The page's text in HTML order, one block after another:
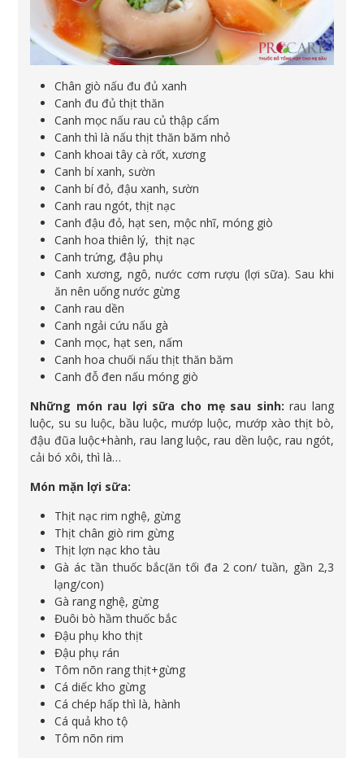
Chân giò nấu đu đủ xanh
Canh đu đủ thịt thăn
Canh mọc nấu rau củ thập cẩm
Canh thì là nấu thịt thăn băm nhỏ
Canh khoai tây cà rốt, xương
Canh bí xanh, sườn
Canh bí đỏ, đậu xanh, sườn
Canh rau ngót, thịt nạc
Canh đậu đỏ, hạt sen, mộc nhĩ, móng giò
Canh hoa thiên lý, thịt nạc
Canh trứng, đậu phụ
Canh xương, ngô, nước cơm rượu (lợi sữa). Sau khi
ăn nên uống nước gừng
Canh rau dền
Canh ngải cứu nấu gà
Canh mọc, hạt sen, nấm
Canh hoa chuối nấu thịt thăn băm
Canh đỗ đen nấu móng giò
Những món rau lợi sữa cho mẹ sau sinh: rau lang
luộc, su su luộc, bầu luộc, mướp luộc, mướp xào thịt bò,
đậu đũa luộc+hành, rau lang luộc, rau dền luộc, rau ngót,
cải bó xôi, thì là…
Món mặn lợi sữa:
Thịt nạc rim nghệ, gừng
Thịt chân giò rim gừng
Thịt lợn nạc kho tàu
Gà ác tần thuốc bắc(ăn tối đa 2 con/ tuần, gần 2,3
lạng/con)
Gà rang nghệ, gừng
Đuôi bò hầm thuốc bắc
Đậu phụ kho thịt
Đậu phụ rán
Tôm nõn rang thịt+gừng
Cá diếc kho gừng
Cá chép hấp thì là, hành
Cá quả kho tộ
Tôm nõn rim